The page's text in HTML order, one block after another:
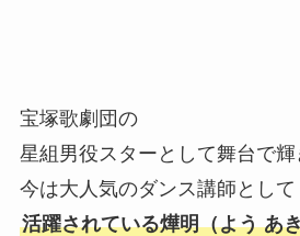
宝塚歌劇団の
星組男役スターとして舞台で輝
今は大人気のダンス講師として
活躍されている燁明（よう あ